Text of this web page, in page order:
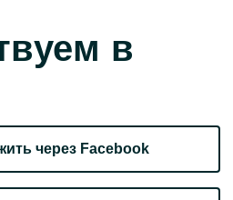
в
через Facebook